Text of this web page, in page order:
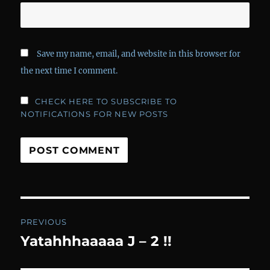
Save my name, email, and website in this browser for
the next time I comment.
CHECK HERE TO SUBSCRIBE TO
NOTIFICATIONS FOR NEW POSTS
navigation
PREVIOUS
Previous
Yatahhhaaaaa J – 2 !!